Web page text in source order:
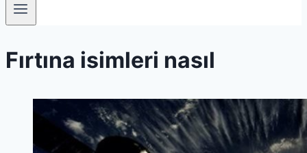
Fırtına isimleri nasıl